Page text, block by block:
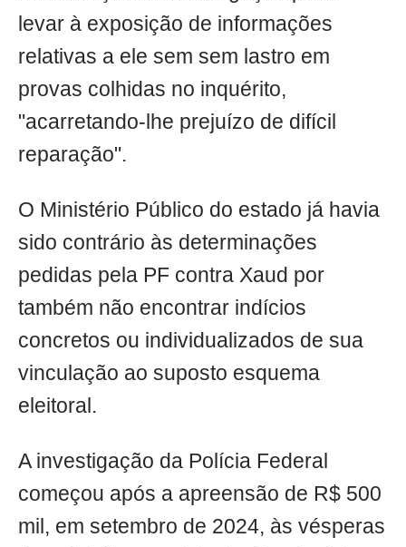
levar à exposição de informações
relativas a ele sem sem lastro em
provas colhidas no inquérito,
"acarretando-lhe prejuízo de difícil
reparação".
O Ministério Público do estado já havia
sido contrário às determinações
pedidas pela PF contra Xaud por
também não encontrar indícios
concretos ou individualizados de sua
vinculação ao suposto esquema
eleitoral.
A investigação da Polícia Federal
começou após a apreensão de R$ 500
mil, em setembro de 2024, às vésperas